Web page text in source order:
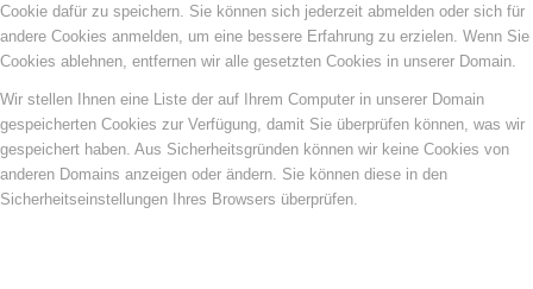
Cookie dafür zu speichern. Sie können sich jederzeit abmelden oder sich für
andere Cookies anmelden, um eine bessere Erfahrung zu erzielen. Wenn Sie
Cookies ablehnen, entfernen wir alle gesetzten Cookies in unserer Domain.
Wir stellen Ihnen eine Liste der auf Ihrem Computer in unserer Domain
gespeicherten Cookies zur Verfügung, damit Sie überprüfen können, was wir
gespeichert haben. Aus Sicherheitsgründen können wir keine Cookies von
anderen Domains anzeigen oder ändern. Sie können diese in den
Sicherheitseinstellungen Ihres Browsers überprüfen.